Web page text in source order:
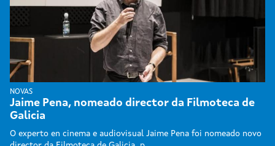
NOVAS
Jaime Pena, nomeado director da Filmoteca de
Galicia
O experto en cinema e audiovisual Jaime Pena foi nomeado novo